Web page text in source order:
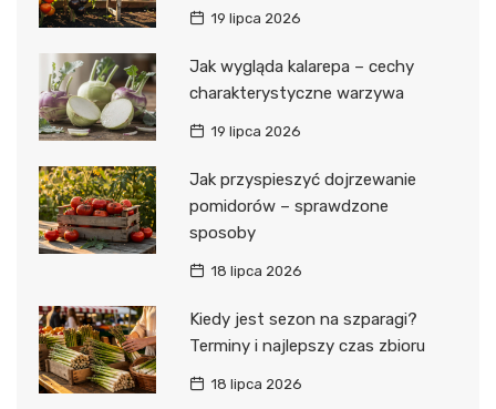
19 lipca 2026
Jak wygląda kalarepa – cechy
charakterystyczne warzywa
19 lipca 2026
Jak przyspieszyć dojrzewanie
pomidorów – sprawdzone
sposoby
18 lipca 2026
Kiedy jest sezon na szparagi?
Terminy i najlepszy czas zbioru
18 lipca 2026